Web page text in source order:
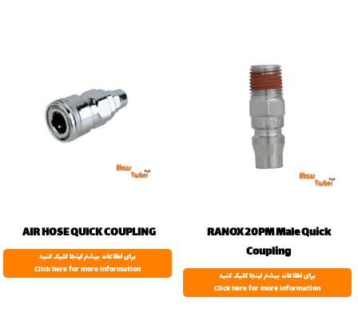
RANOX 20PM Male Quick
Coupling
برای اطلاعات بیشتر اینجا کلیک کنید
Click here for more information
AIR HOSE QUICK COUPLING
برای اطلاعات بیشتر اینجا کلیک کنید
Click here for more information